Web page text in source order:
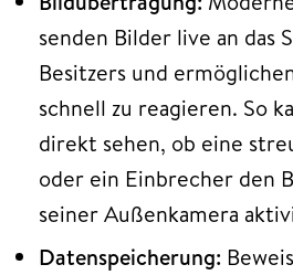
senden Bilder live an das
Besitzers und
schnell zu reagieren. So
direkt sehen, ob eine
oder ein Einbrecher den
seiner Außenkamera
Datenspeicherung: